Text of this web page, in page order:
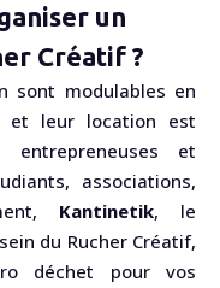
un
Créatif ?
sont modulables en
et leur location est
et
associations,
Kantinetik, le
du Rucher Créatif,
déchet pour vos